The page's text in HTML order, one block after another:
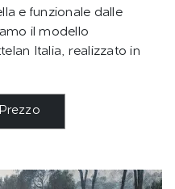
e funzionale dalle
il modello
Italia, realizzato in